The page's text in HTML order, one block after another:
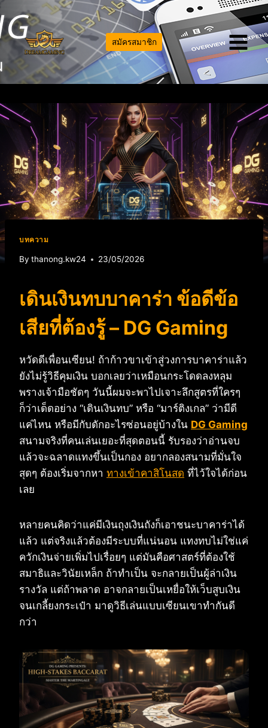
to
content
สมัครสมาชิก
บทความ
By thanong.kw24 23/05/2026
เดินเงินทบบาคาร่า ข้อดีข้อ
เสียที่ต้องรู้ – DG Gaming
หวัดดีเพื่อนเซียน! ถ้าก้าวขาเข้าสู่วงการบาคาร่าแล้ว
ยังไม่รู้วิธีคุมเงิน บอกเลยว่าเหมือนกระโดดลงหลุม
พรางเจ้ามือชัดๆ วันนี้ผมจะพาไปเจาะลึกสูตรที่ใครๆ
ก็ว่าเด็ดอย่าง “เดินเงินทบ” หรือ “มาร์ติงเกล” ว่ามีดี
แค่ไหน หรือมีกับดักอะไรซ่อนอยู่บ้างใน DG Gaming
สนามจริงที่คนเล่นเยอะที่สุดตอนนี้ รับรองว่าอ่านจบ
แล้วจะฉลาดแทงขึ้นเป็นกอง อยากลองสนามที่มั่นใจ
สุดๆ ต้องเริ่มจากหา ทางเข้าคาสิโนสด ที่ไว้ใจได้ก่อน
เลย
หลายคนคิดว่าแค่มีเงินถุงเงินถังก็เอาชนะบาคาร่าได้
แล้ว แต่จริงแล้วต้องมีระบบที่แน่นอน แทงทบไม่ใช่แค่
ควักเงินจ่ายเพิ่มไปเรื่อยๆ แต่มันคือศาสตร์ที่ต้องใช้
สมาธิและวินัยเหล็ก ถ้าทำเป็น จะกลายเป็นผู้ล่าเงิน
รางวัล แต่ถ้าพลาด อาจกลายเป็นเหยื่อให้เว็บสูบเงิน
จนเกลี้ยงกระเป๋า มาดูวิธีเล่นแบบเซียนเขาทำกันดี
กว่า